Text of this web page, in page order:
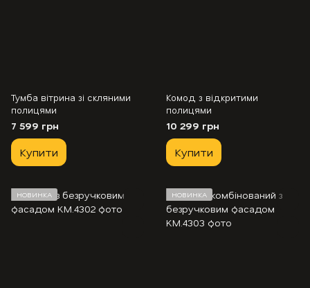
Тумба вітрина зі скляними
полицями
7 599 грн
Купити
Комод з відкритими
полицями
10 299 грн
Купити
НОВИНКА НОВИНКА